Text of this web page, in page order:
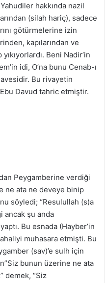
hakkında nazil
(silah hariç), sadece
götürmelerine izin
kapılarından ve
Beni Nadir’in
idi, O’na bunu Cenab-ı
Bu rivayetin
Davud tahric etmiştir.
Peygamberine verdiği
ne ata ne deveye binip
söyledi; “Resulullah (s)a
ancak şu anda
Bu esnada (Hayber’in
muhasara etmişti. Bu
(sav)’e sulh için
bunun üzerine ne ata
demek, “Siz